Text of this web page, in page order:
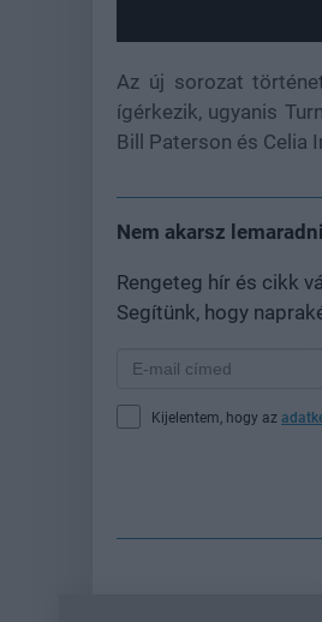
Az új sorozat
ígérkezik, ugyanis
Bill Paterson és Celia
Nem akarsz
Rengeteg hír és cikk
Segítünk, hogy
Kijelentem, hogy az